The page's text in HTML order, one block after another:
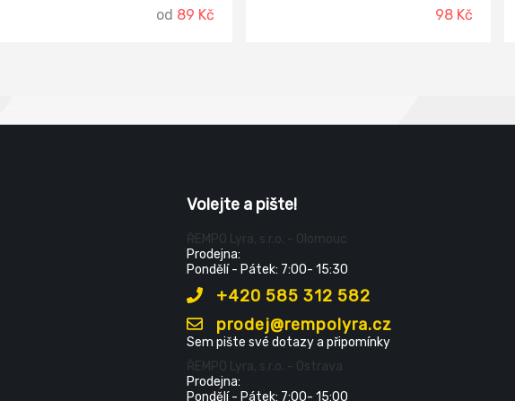
od 89 Kč 98 Kč
Volejte a pište!
ŘEMPO Lyra, s.r.o. - Olomouc
Prodejna:
Pondělí - Pátek: 7:00- 15:30
+420 585 312 582
prodej@rempolyra.cz
Sem pište své dotazy a připomínky
ŘEMPO Lyra, s.r.o. - Ostrava
Prodejna:
Pondělí - Pátek: 7:00- 15:00